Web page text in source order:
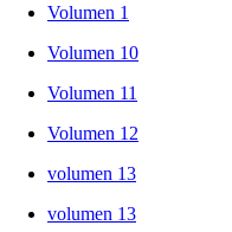
Volumen 1
Volumen 10
Volumen 11
Volumen 12
volumen 13
volumen 13